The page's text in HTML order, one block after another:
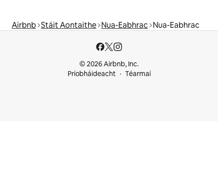
Airbnb Stáit Aontaithe Nua-Eabhrac Nua-Eabhrac
© 2026 Airbnb, Inc.
Príobháideacht
Téarmaí